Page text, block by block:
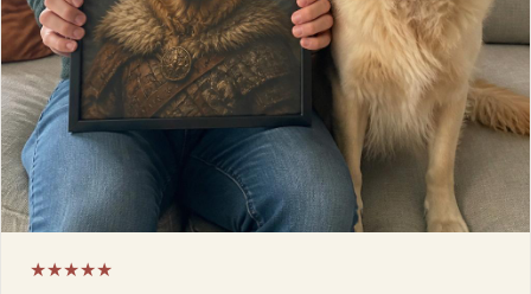
★★★★★